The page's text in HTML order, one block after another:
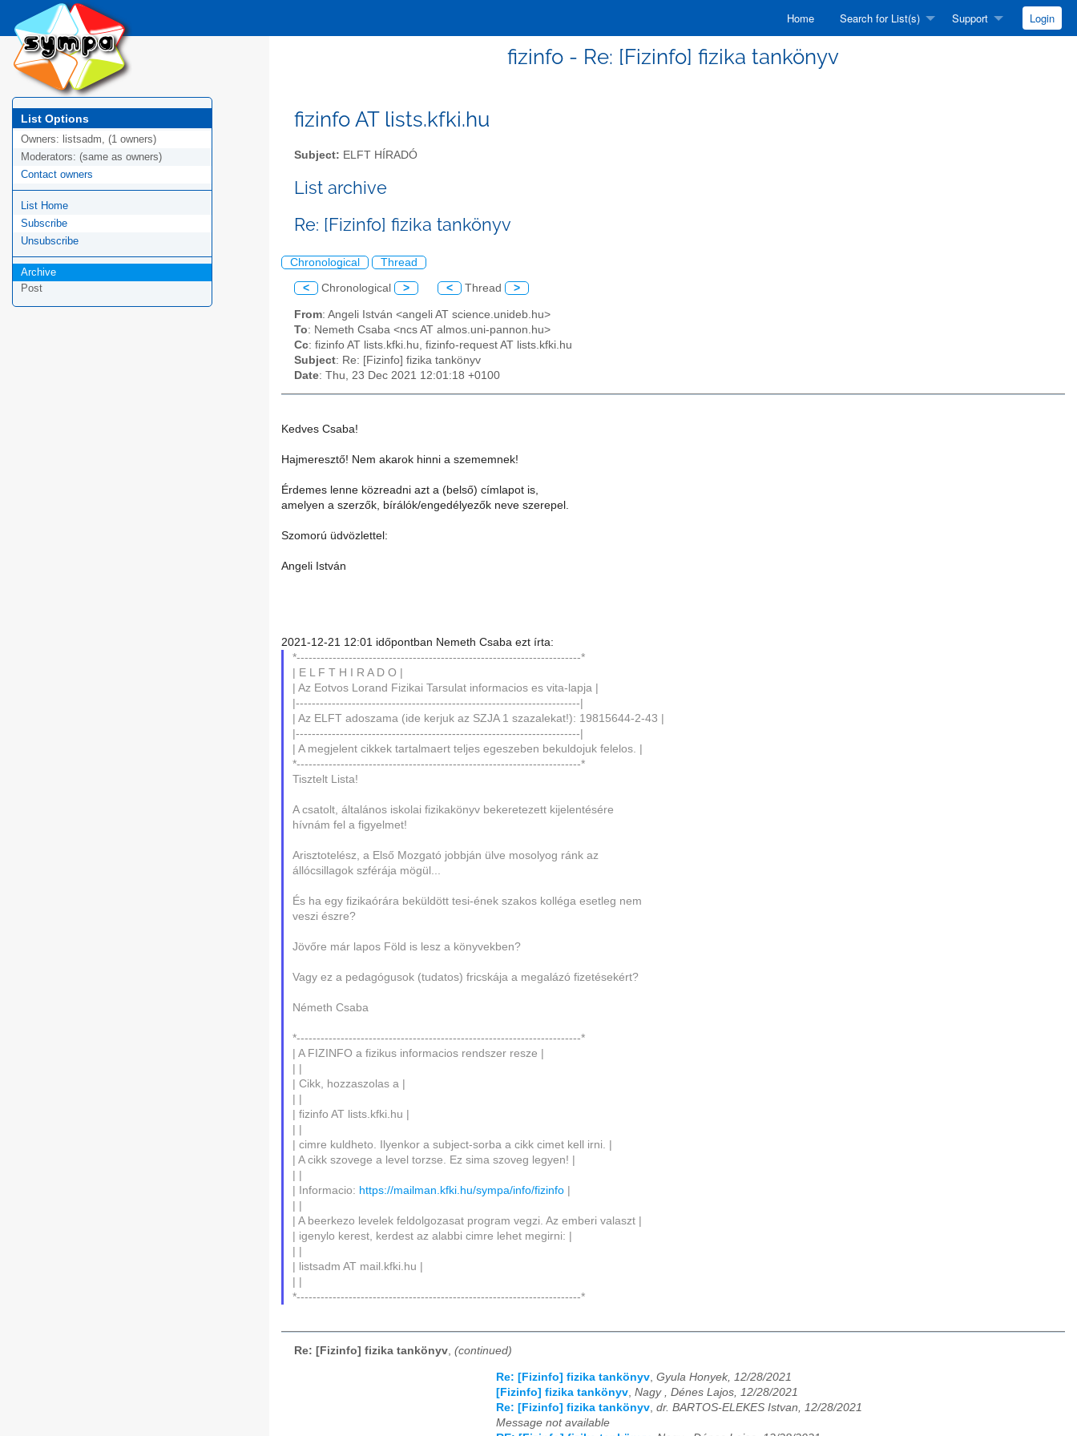
Home Search for List(s) Support Login
fizinfo - Re: [Fizinfo] fizika tankönyv
List Options
Owners: listsadm, (1 owners)
Moderators: (same as owners)
Contact owners
List Home
Subscribe
Unsubscribe
Archive
Post
fizinfo AT lists.kfki.hu
Subject: ELFT HÍRADÓ
List archive
Re: [Fizinfo] fizika tankönyv
Chronological Thread
< Chronological > < Thread >
From: Angeli István <angeli AT science.unideb.hu>
To: Nemeth Csaba <ncs AT almos.uni-pannon.hu>
Cc: fizinfo AT lists.kfki.hu, fizinfo-request AT lists.kfki.hu
Subject: Re: [Fizinfo] fizika tankönyv
Date: Thu, 23 Dec 2021 12:01:18 +0100
Kedves Csaba!
Hajmeresztő! Nem akarok hinni a szememnek!
Érdemes lenne közreadni azt a (belső) címlapot is,
amelyen a szerzők, bírálók/engedélyezők neve szerepel.
Szomorú üdvözlettel:
Angeli István
2021-12-21 12:01 időpontban Nemeth Csaba ezt írta:
*-----------------------------------------------------------------------*
| E L F T H I R A D O |
| Az Eotvos Lorand Fizikai Tarsulat informacios es vita-lapja |
|-----------------------------------------------------------------------|
| Az ELFT adoszama (ide kerjuk az SZJA 1 szazalekat!): 19815644-2-43 |
|-----------------------------------------------------------------------|
| A megjelent cikkek tartalmaert teljes egeszeben bekuldojuk felelos. |
*-----------------------------------------------------------------------*
Tisztelt Lista!
A csatolt, általános iskolai fizikakönyv bekeretezett kijelentésére
hívnám fel a figyelmet!
Arisztotelész, a Első Mozgató jobbján ülve mosolyog ránk az
állócsillagok szférája mögül...
És ha egy fizikaórára beküldött tesi-ének szakos kolléga esetleg nem
veszi észre?
Jövőre már lapos Föld is lesz a könyvekben?
Vagy ez a pedagógusok (tudatos) fricskája a megalázó fizetésekért?
Németh Csaba
*-----------------------------------------------------------------------*
| A FIZINFO a fizikus informacios rendszer resze |
| Cikk, hozzaszolas a |
| fizinfo AT lists.kfki.hu |
| cimre kuldheto. Ilyenkor a subject-sorba a cikk cimet kell irni. |
| A cikk szovege a level torzse. Ez sima szoveg legyen! |
| Informacio: https://mailman.kfki.hu/sympa/info/fizinfo
| A beerkezo levelek feldolgozasat program vegzi. Az emberi valaszt |
| igenylo kerest, kerdest az alabbi cimre lehet megirni: |
| listsadm AT mail.kfki.hu |
*-----------------------------------------------------------------------*
Re: [Fizinfo] fizika tankönyv, (continued)
Re: [Fizinfo] fizika tankönyv Gyula Honyek, 12/28/2021
[Fizinfo] fizika tankönyv Nagy , Dénes Lajos, 12/28/2021
Re: [Fizinfo] fizika tankönyv dr. BARTOS-ELEKES Istvan, 12/28/2021
Message not available